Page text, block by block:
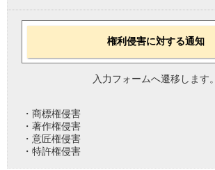
権利侵害に対する通知
入力フォームへ遷移します。
・商標権侵害
・著作権侵害
・意匠権侵害
・特許権侵害